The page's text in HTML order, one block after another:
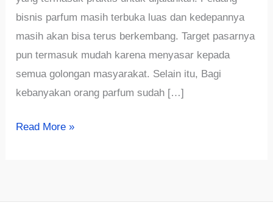
bisnis parfum masih terbuka luas dan kedepannya
masih akan bisa terus berkembang. Target pasarnya
pun termasuk mudah karena menyasar kepada
semua golongan masyarakat. Selain itu, Bagi
kebanyakan orang parfum sudah […]
√150+Rekomendasi
Aesthetic,
Read More »